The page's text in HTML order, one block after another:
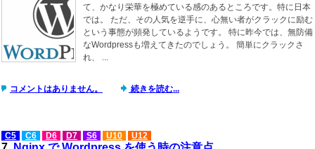
て、かなり栄華を極めている感のあるところです。特に日本
では。 ただ、その人気を逆手に、心無い者がクラックに励む
という事態が頻発しているようです。 特に昨今では、無防備
なWordpressも増えてきたのでしょう。 簡単にクラックさ
れ、 ...
コメントはありません。 続きを読む...
C5 C6 D6 D7 S6 U10 U12